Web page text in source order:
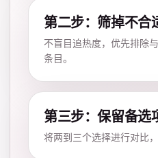
第二步：筛掉不合
不盲目追热度，优先排除
条目。
第三步：保留备选
将两到三个选择进行对比